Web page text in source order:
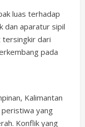
luas terhadap
dan aparatur sipil
tersingkir dari
pada
Kalimantan
peristiwa yang
Konflik yang